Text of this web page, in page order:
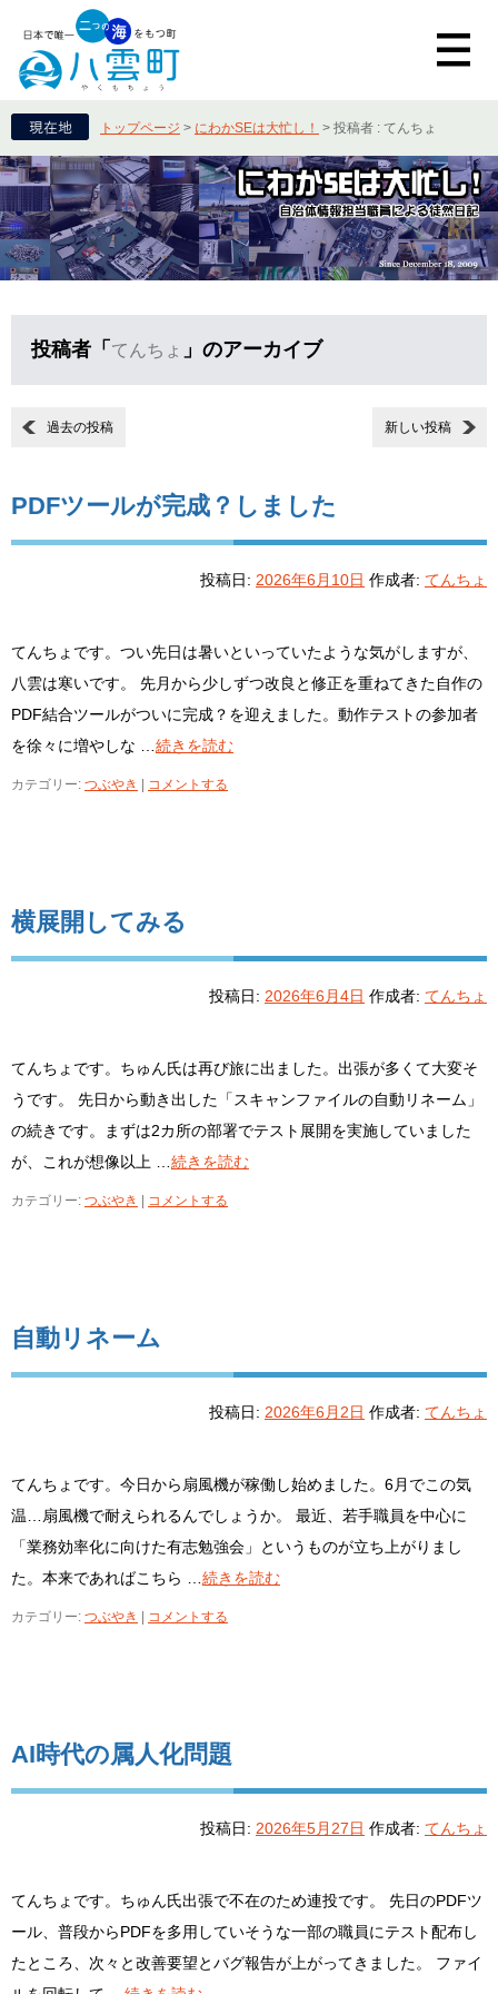
トップページ > にわかSEは大忙し！ > 投稿者 : てんちょ
投稿者「 てんちょ 」のアーカイブ
過去の投稿 新しい投稿
PDFツールが完成？しました
投稿日: 2026年6月10日 作成者: てんちょ
てんちょです。つい先日は暑いといっていたような気がしますが、
八雲は寒いです。 先月から少しずつ改良と修正を重ねてきた自作の
PDF結合ツールがついに完成？を迎えました。動作テストの参加者
を徐々に増やしな … 続きを読む
カテゴリー: つぶやき | コメントする
横展開してみる
投稿日: 2026年6月4日 作成者: てんちょ
てんちょです。ちゅん氏は再び旅に出ました。出張が多くて大変そ
うです。 先日から動き出した「スキャンファイルの自動リネーム」
の続きです。まずは2カ所の部署でテスト展開を実施していました
が、これが想像以上 … 続きを読む
カテゴリー: つぶやき | コメントする
自動リネーム
投稿日: 2026年6月2日 作成者: てんちょ
てんちょです。今日から扇風機が稼働し始めました。6月でこの気
温…扇風機で耐えられるんでしょうか。 最近、若手職員を中心に
「業務効率化に向けた有志勉強会」というものが立ち上がりまし
た。本来であればこちら … 続きを読む
カテゴリー: つぶやき | コメントする
AI時代の属人化問題
投稿日: 2026年5月27日 作成者: てんちょ
てんちょです。ちゅん氏出張で不在のため連投です。 先日のPDFツ
ール、普段からPDFを多用していそうな一部の職員にテスト配布し
たところ、次々と改善要望とバグ報告が上がってきました。 ファイ